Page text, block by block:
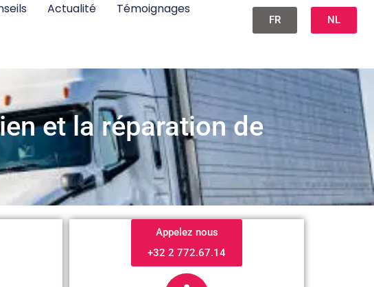
Actualité
Témoignages
FR NL
et la réparation de
Appelez nous
+32 2 772.67.14